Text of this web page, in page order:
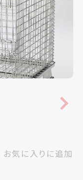
お気に入りに追加